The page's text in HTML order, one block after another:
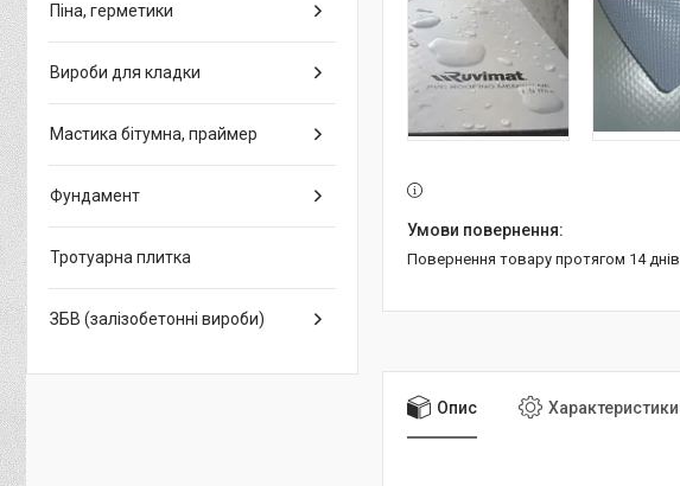
повернення товару протягом 14 днів
Опис Характеристики
Піна, герметики
Вироби для кладки
Мастика бітумна, праймер
Фундамент
Тротуарна плитка
ЗБВ (залізобетонні вироби)